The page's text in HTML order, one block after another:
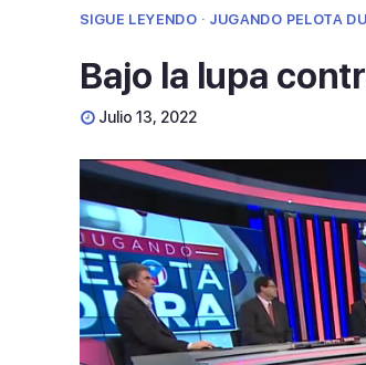
SIGUE LEYENDO · JUGANDO PELOTA
Bajo la lupa
Julio 13, 2022